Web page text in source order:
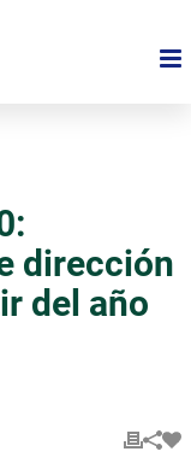
dirección
del año